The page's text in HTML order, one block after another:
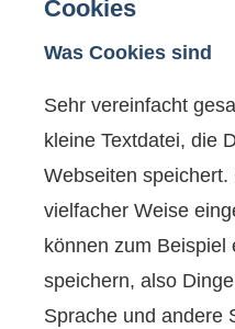
Cookies
Was Cookies sind
Sehr vereinfacht
kleine Textdatei, die
Webseiten
vielfacher Weise
können zum Beispiel
speichern, also
Sprache und andere